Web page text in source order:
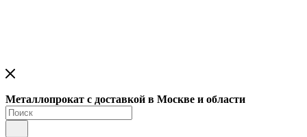
Металлопрокат с доставкой в Москве и области